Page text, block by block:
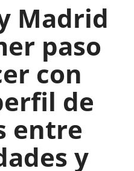
Madrid
paso
con
de
entre
y